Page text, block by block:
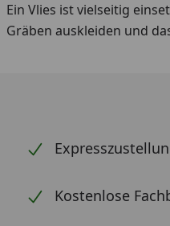
Ein Vlies ist vielseitig
Gräben auskleiden und
Kostenlose